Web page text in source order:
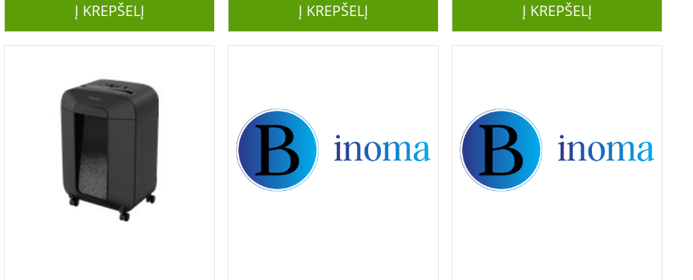
Į KREPŠELĮ Į KREPŠELĮ Į KREPŠELĮ